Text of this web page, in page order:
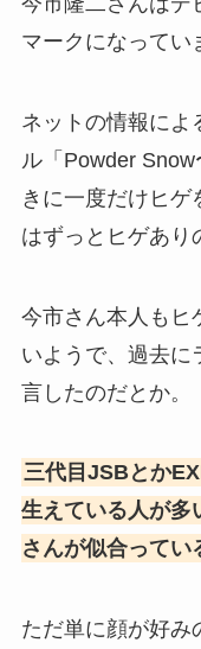
マークになってい
ネットの情報によ
ル「Powder
きに一度だけヒ
はずっとヒゲあり
今市さん本人もヒ
いようで、過去に
言したのだとか。
三代目JSBとか
生えている人が多
さんが似合ってい
ただ単に顔が好み